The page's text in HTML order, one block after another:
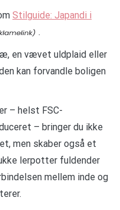
Stilguide: Japandi i
.
en vævet uldplaid eller
kan forvandle boligen
– helst FSC-
– bringer du ikke
men skaber også et
lerpotter fuldender
mellem inde og